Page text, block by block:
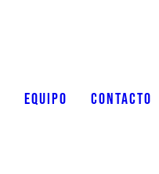
EQUIPO CONTACTO